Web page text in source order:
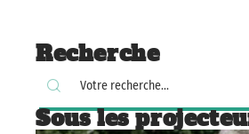
Recherche
Sous les